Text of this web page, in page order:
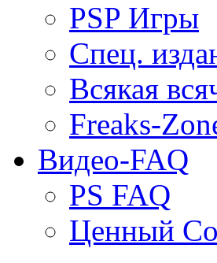
PSP Игры
Спец.
Всякая
Freaks-
Видео-FAQ
PS FAQ
Ценный